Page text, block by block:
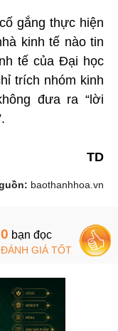
gắng thực hiện
kinh tế nào tin
tế của Đại học
trích nhóm kinh
đưa ra “lời
TD
baothanhhoa.vn
0 bạn đọc
ĐÁNH GIÁ TỐT